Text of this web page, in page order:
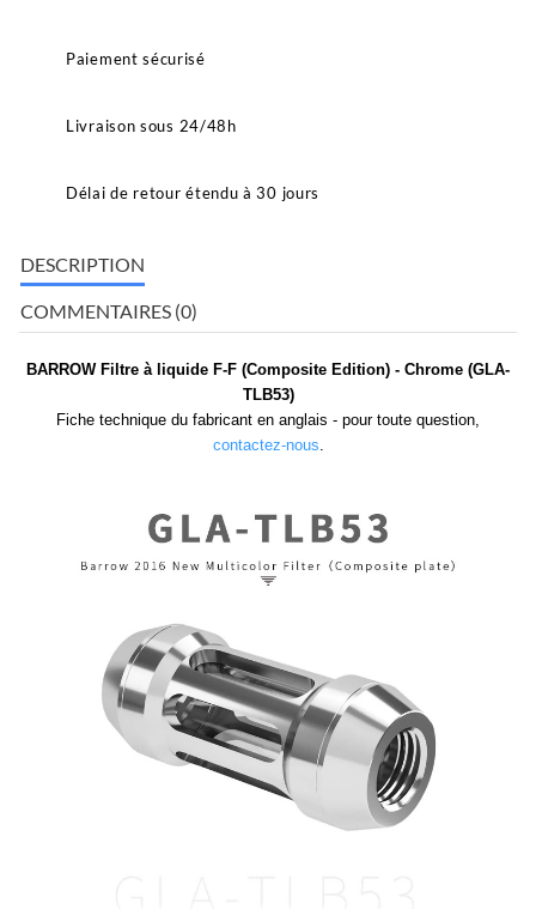
Paiement sécurisé
Livraison sous 24/48h
Délai de retour étendu à 30 jours
DESCRIPTION
COMMENTAIRES (0)
BARROW Filtre à liquide F-F (Composite Edition) - Chrome (GLA-
TLB53)
Fiche technique du fabricant en anglais - pour toute question,
contactez-nous.